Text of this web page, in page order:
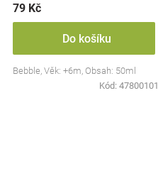
79 Kč
Do košíku
Bebble, Věk: +6m, Obsah: 50ml
Kód: 47800101